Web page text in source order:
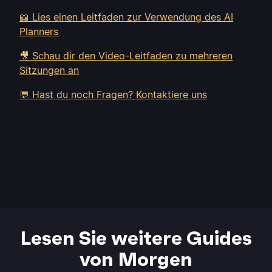
📖 Lies einen Leitfaden zur Verwendung des AI
Planners
🎥 Schau dir den Video-Leitfaden zu mehreren
Sitzungen an
💬 Hast du noch Fragen? Kontaktiere uns
Lesen Sie weitere Guides
von Morgen